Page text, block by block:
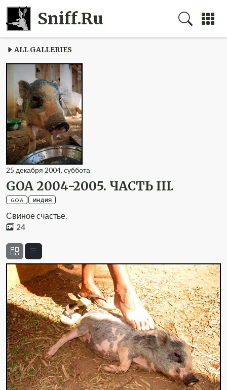
Sniff.Ru
ALL GALLERIES
25 декабря 2004, суббота
GOA 2004-2005. ЧАСТЬ III.
GOA ИНДИЯ
Свиное счастье.
24